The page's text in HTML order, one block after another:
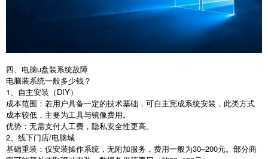
四、电脑u盘装系统故障
电脑装系统一般多少钱？
1
、自主安装（DIY）
成本范围：若用户具备一定的技术基础，可自主完成系统安装，此类方式
成本较低，主要为工具与镜像费用。
优势：无需支付人工费，隐私安全性更高。
2 、线下门店/电脑城
基础重装：仅安装操作系统，无附加服务，费用一般为30–200元。部分商